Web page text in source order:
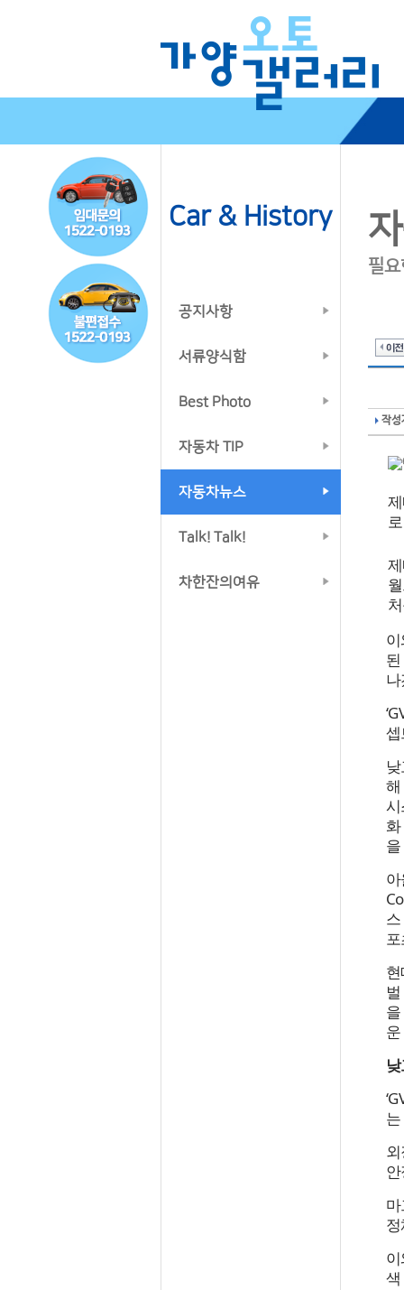
Car & History
공지사항
서류양식함
Best Photo
자동차 TIP
자동차뉴스
Talk! Talk!
차한잔의여유
필
작성